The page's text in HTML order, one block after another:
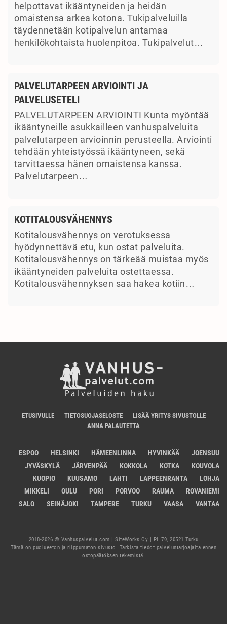
helpottavat ikääntyneiden ja heidän
omaistensa arkea kotona. Tukipalveluilla
täydennetään kotipalvelun antamaa
henkilökohtaista huolenpitoa. Tukipalvelut…
PALVELUTARPEEN ARVIOINTI JA
PALVELUSETELI
PALVELUTARPEEN ARVIOINTI Kunta myöntää
ikääntyneille asukkailleen vanhuspalveluita
palvelutarpeen arvioinnin perusteella. Arviointi
tehdään yhteistyössä ikääntyneen, sekä
tarvittaessa hänen omaistensa kanssa.
Palvelutarpeen…
KOTITALOUSVÄHENNYS
Kotitalousvähennys on verotuksessa
hyödynnettävä etu, kun ostat palveluita.
Kotitalousvähennys on tärkeää muistaa myös
ikääntyneiden palveluita ostettaessa.
Kotitalousvähennyksen saa hakea kotiin…
ETUSIVULLE TIETOSUOJASELOSTE
LISÄÄ YRITYS SIVUSTOLLE
ANNA PALAUTETTA
ESPOO HELSINKI HÄMEENLINNA HYVINKÄÄ
JOENSUU
JYVÄSKYLÄ
JÄRVENPÄÄ KOKKOLA KOTKA
KOUVOLA
KUOPIO
KUUSAMO LAHTI LAPPEENRANTA
LOHJA
MIKKELI
OULU PORI PORVOO RAUMA
ROVANIEMI
SALO
SEINÄJOKI TAMPERE TURKU VAASA VANTAA
2018-2026 © Vanhuspalvelut.com | SiteWorks Oy | PL 79, 20521 Turku
Tämä on puolueeton ja riippumaton sivusto. Tarkista tiedot palveluntarjoajalta ennen
ostopäätöksen tekemistä.